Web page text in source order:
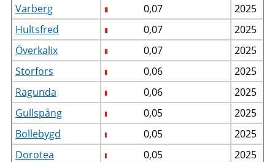
Varberg
0,07
2025
Hultsfred
0,07
2025
Överkalix
0,07
2025
Storfors
0,06
2025
Ragunda
0,06
2025
Gullspång
0,05
2025
Bollebygd
0,05
2025
Dorotea
0,05
2025